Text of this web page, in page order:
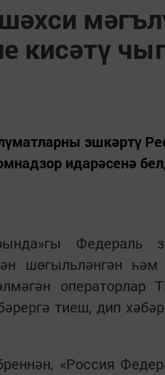
кисәтү
эшкәртү
идарәсенә
Федераль
шөгыльләнгән
операторлар
тиеш, дип
«Россия